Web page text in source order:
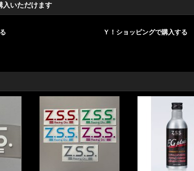
入いただけます
Ｙ！ショッピングで購入する